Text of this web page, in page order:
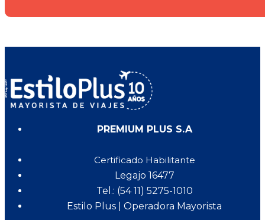
PREMIUM PLUS S.A
Certificado Habilitante
Legajo 16477
Tel.: (54 11) 5275-1010
Estilo Plus | Operadora Mayorista